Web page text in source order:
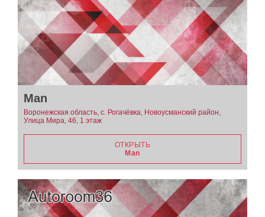
Man
Воронежская область, с. Рогачёвка, Новоусманский район,
Улица Мира, 46, 1 этаж
ОТКРЫТЬ
Man